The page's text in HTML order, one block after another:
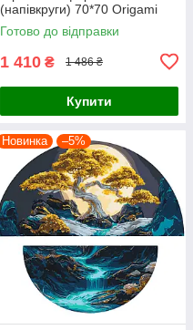
(напівкруги) 70*70 Origami
(OSR1003)
Готово до відправки
1 410 ₴ 1 486 ₴
Купити
Новинка –5%